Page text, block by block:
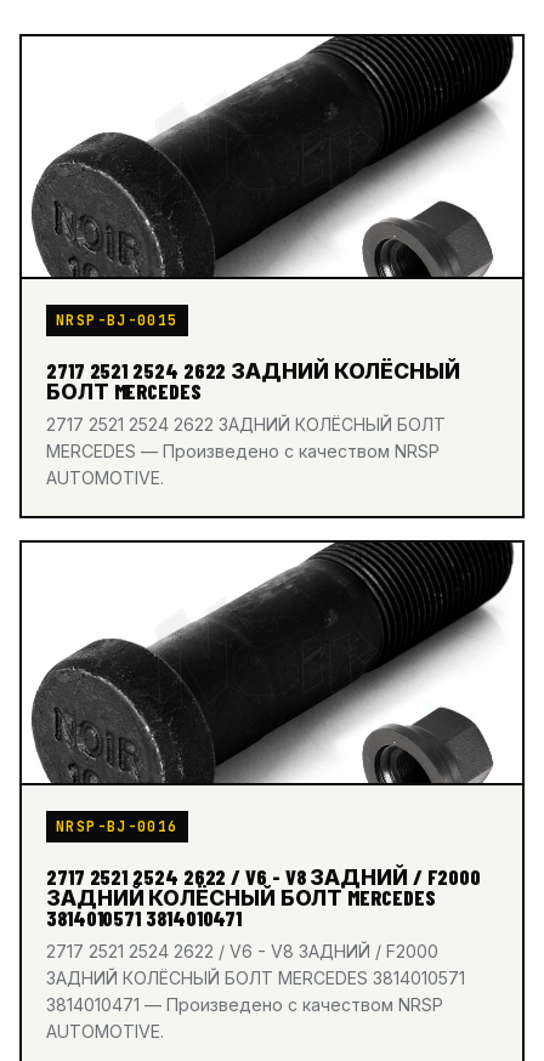
NRSP-BJ-0015
2717 2521 2524 2622 ЗАДНИЙ КОЛЁСНЫЙ
БОЛТ MERCEDES
2717 2521 2524 2622 ЗАДНИЙ КОЛЁСНЫЙ БОЛТ
MERCEDES — Произведено с качеством NRSP
AUTOMOTIVE.
NRSP-BJ-0016
2717 2521 2524 2622 / V6 - V8 ЗАДНИЙ / F2000
ЗАДНИЙ КОЛЁСНЫЙ БОЛТ MERCEDES
3814010571 3814010471
2717 2521 2524 2622 / V6 - V8 ЗАДНИЙ / F2000
ЗАДНИЙ КОЛЁСНЫЙ БОЛТ MERCEDES 3814010571
3814010471 — Произведено с качеством NRSP
AUTOMOTIVE.